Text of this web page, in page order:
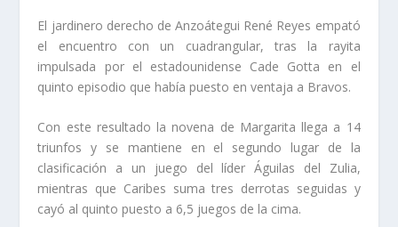
El jardinero derecho de Anzoátegui René Reyes empató
el encuentro con un cuadrangular, tras la rayita
impulsada por el estadounidense Cade Gotta en el
quinto episodio que había puesto en ventaja a Bravos.
Con este resultado la novena de Margarita llega a 14
triunfos y se mantiene en el segundo lugar de la
clasificación a un juego del líder Águilas del Zulia,
mientras que Caribes suma tres derrotas seguidas y
cayó al quinto puesto a 6,5 juegos de la cima.